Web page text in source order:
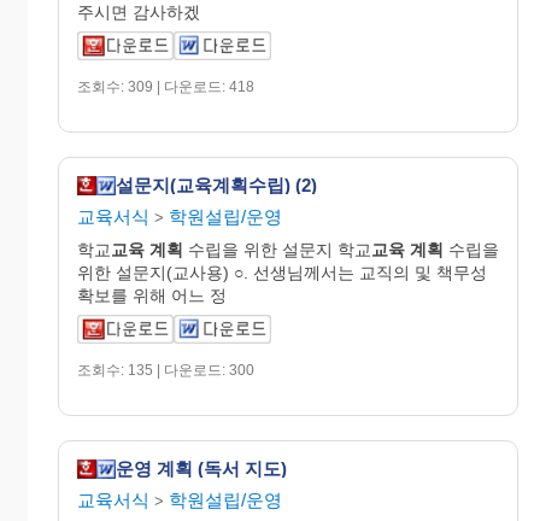
주시면 감사하겠
조회수: 309 | 다운로드: 418
설문지(교육계획수립) (2)
교육서식 > 학원설립/운영
학교 교육 계획 수립을 위한 설문지 학교 교육 계획 수립을
위한 설문지(교사용) ○. 선생님께서는 교직의 및 책무성
확보를 위해 어느 정
조회수: 135 | 다운로드: 300
운영 계획 (독서 지도)
교육서식 > 학원설립/운영